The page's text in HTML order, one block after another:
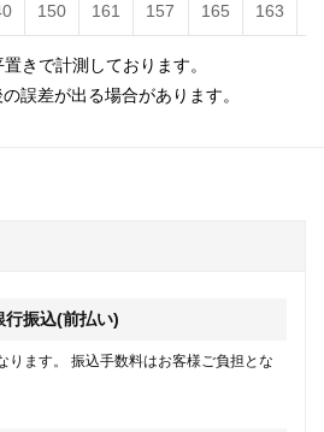
150 161 157 165 163
きで計測しております。
誤差が出る場合があります。
行振込(前払い)
ります。 振込手数料はお客様ご負担とな